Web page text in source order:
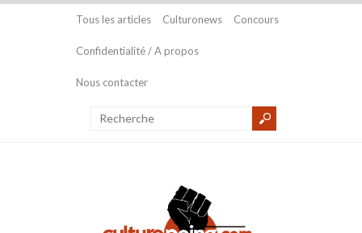
Tous les articles Culturonews Concours
Confidentialité / A propos
Nous contacter